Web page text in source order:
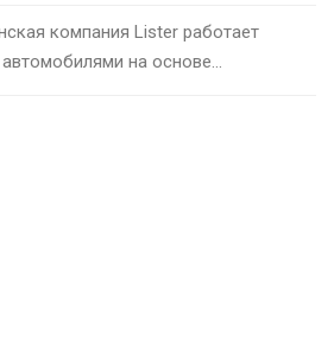
компания Lister работает
на основе...